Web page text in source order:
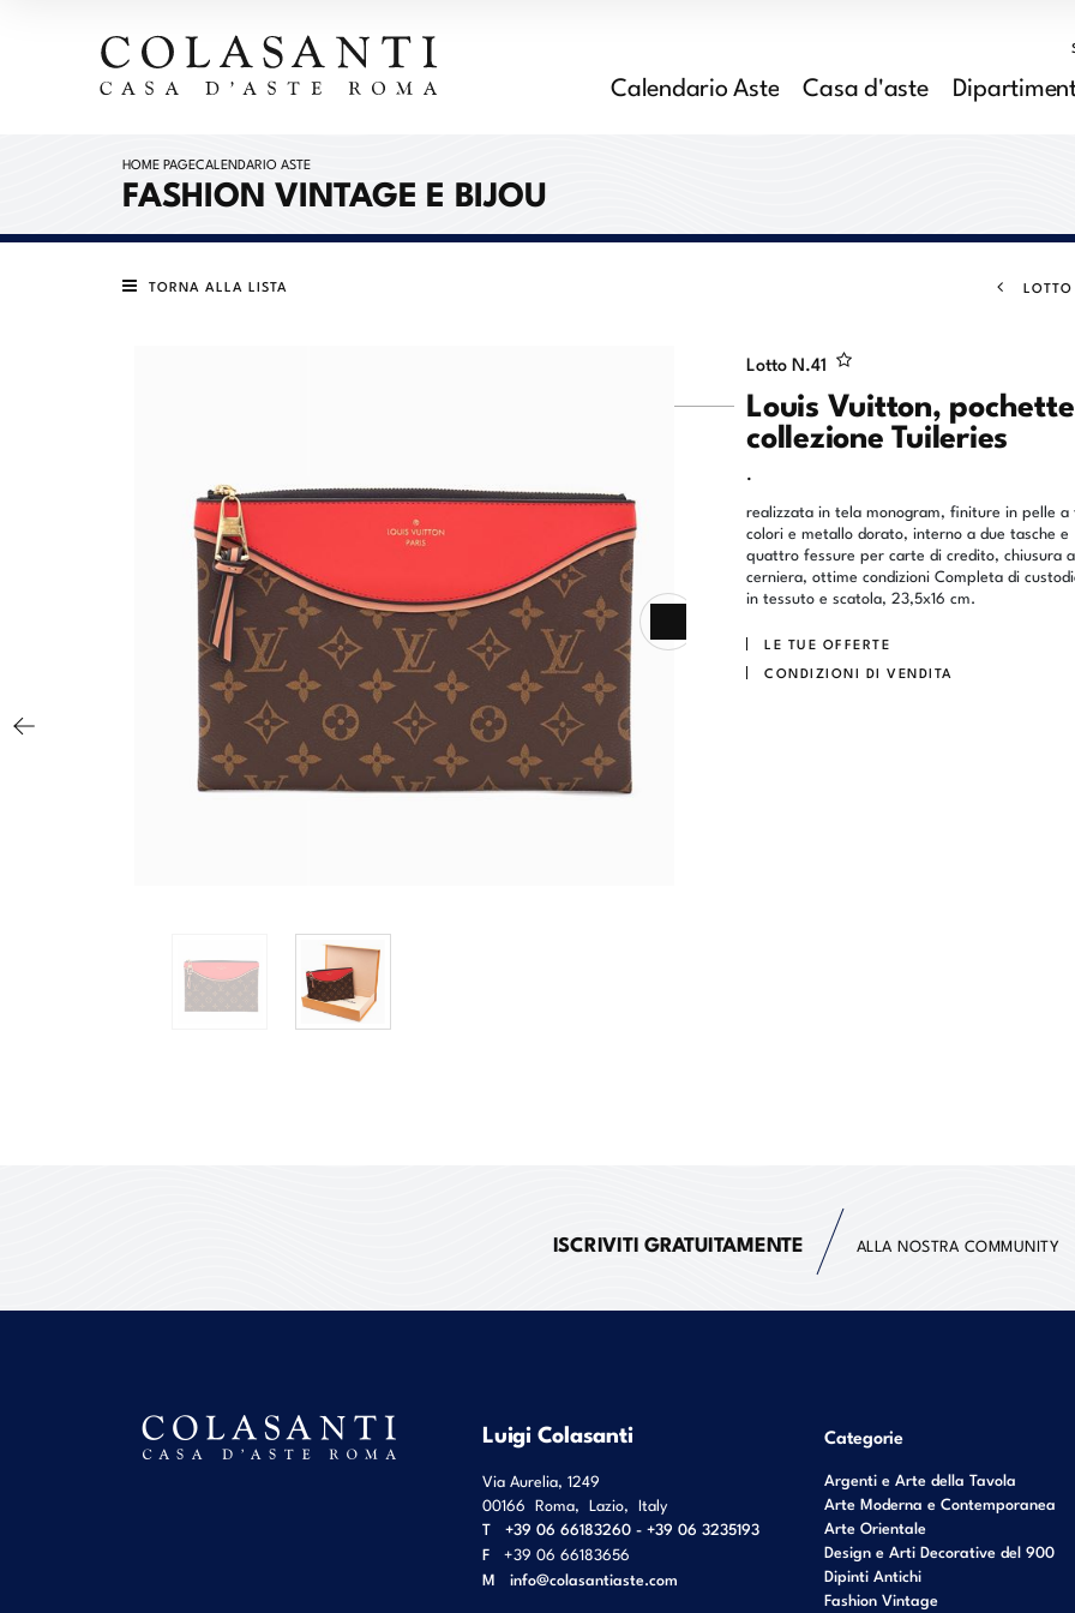
Calendario Aste Casa d'aste
HOME PAGECALENDARIO ASTE
FASHION VINTAGE E BIJOU
TORNA ALLA LISTA LOTTO
Lotto N.41
Louis Vuitton, pochette
collezione Tuileries
.
realizzata in tela monogram, finiture in pelle a
colori e metallo dorato, interno a due tasche e
quattro fessure per carte di credito, chiusura a
cerniera, ottime condizioni Completa di
in tessuto e scatola, 23,5x16 cm.
LE TUE OFFERTE
CONDIZIONI DI VENDITA
ISCRIVITI GRATUITAMENTE ALLA NOSTRA COMMUNITY
Luigi Colasanti
Via Aurelia, 1249
00166 Roma, Lazio, Italy
T
+39 06 66183260 - +39 06 3235193
F
+39 06 66183656
M info@colasantiaste.com
Categorie
Argenti e Arte della Tavola
Arte Moderna e Contemporanea
Arte Orientale
Design e Arti Decorative del 900
Dipinti Antichi
Fashion Vintage